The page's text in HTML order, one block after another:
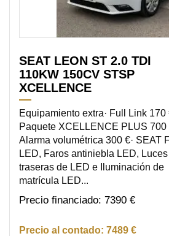
SEAT LEON ST 2.0 TDI
110KW 150CV STSP
XCELLENCE
Equipamiento extra· Full Link 170
Paquete XCELLENCE PLUS 700
Alarma volumétrica 300 €· SEAT
LED, Faros antiniebla LED, Luces
traseras de LED e Iluminación de
matrícula LED...
7390 €
7489 €